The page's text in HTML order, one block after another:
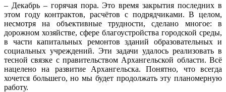
– Декабрь – горячая пора. Это время закрытия последних в
этом году контрактов, расчётов с подрядчиками. В целом,
несмотря на объективные трудности, сделано многое: в
дорожном хозяйстве, сфере благоустройства городской среды,
в части капитальных ремонтов зданий образовательных и
социальных учреждений. Эти задачи удалось реализовать в
тесной связке с правительством Архангельской области. Всё
нацелено на развитие Архангельска. Понятно, что всегда
хочется большего, но мы будет продолжать эту планомерную
работу.